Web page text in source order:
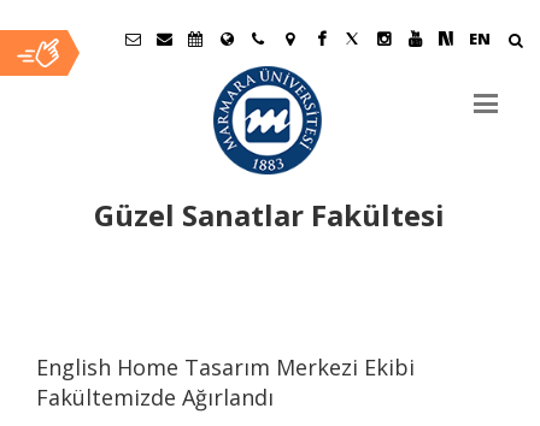
EN
Güzel Sanatlar Fakültesi
İçerikEnglish Home Tasarım Merkezi Ekibi
Fakültemizde Ağırlandı